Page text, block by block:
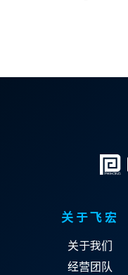
关于飞宏
关于我们
经营团队